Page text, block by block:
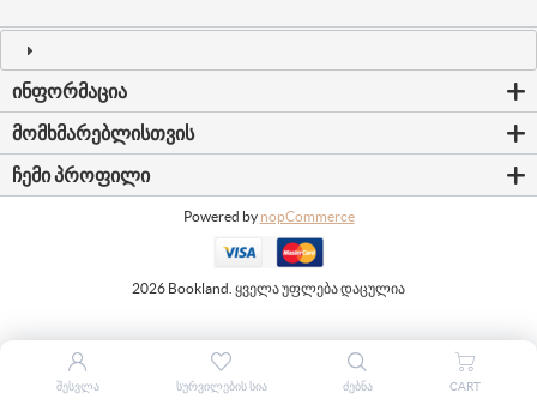
ᲘᲜᲤᲝᲠᲛᲐᲪᲘᲐ
ᲛᲝᲛᲮᲛᲐᲠᲔᲑᲚᲘᲡᲗᲕᲘᲡ
ᲩᲔᲛᲘ ᲞᲠᲝᲤᲘᲚᲘ
Powered by nopCommerce
2026 Bookland. ყველა უფლება დაცულია
ᲨᲔᲡᲕᲚᲐ ᲡᲣᲠᲕᲘᲚᲔᲑᲘᲡ ᲡᲘᲐ ᲫᲔᲑᲜᲐ CART